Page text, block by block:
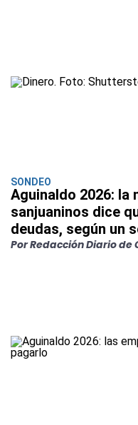
SONDEO
Aguinaldo 2026: la
sanjuaninos dice
deudas, según un
Por Redacción Diario de